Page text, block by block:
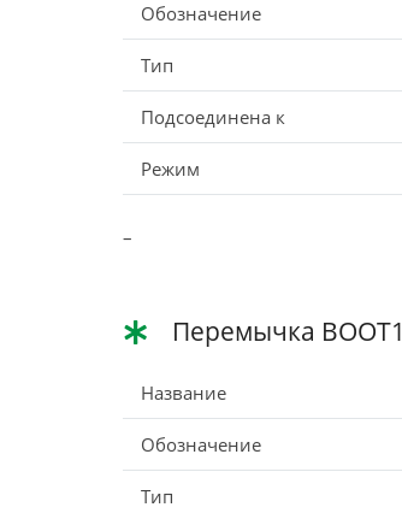
Обозначение
Тип
Подсоединена к
Режим
–
Перемычка BOOT1
Название
Обозначение
Тип